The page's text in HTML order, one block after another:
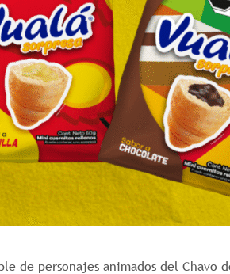
de personajes animados del